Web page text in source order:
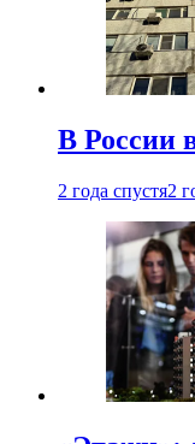
В России
2 года спустя2